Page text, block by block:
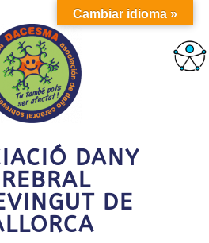
DANY
DE
Cambiar idioma »